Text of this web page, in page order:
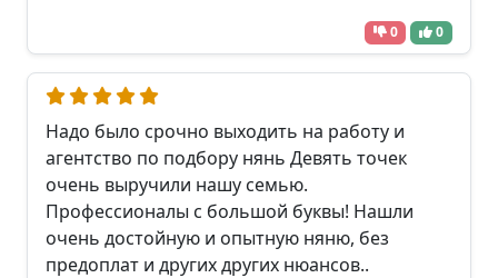
0 0
Надо было срочно выходить на работу и
агентство по подбору нянь Девять точек
очень выручили нашу семью.
Профессионалы с большой буквы! Нашли
очень достойную и опытную няню, без
предоплат и других других нюансов..